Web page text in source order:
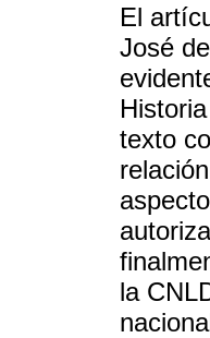
El
José
texto
la